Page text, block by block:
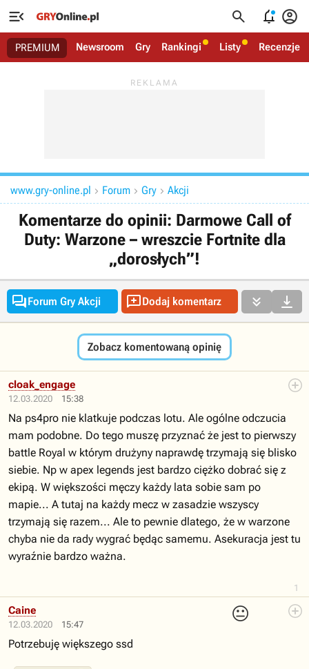
   
PREMIUM Newsroom Gry Rankingi Listy Recenzje
www.gry-online.pl  Forum  Gry  Akcji
Komentarze do opinii: Darmowe Call of
Duty: Warzone – wreszcie Fortnite dla
„dorosłych”!
Forum Gry Akcji Dodaj komentarz  
Zobacz komentowaną opinię
12.03.2020 15:38
1
cloak_engage
Na ps4pro nie klatkuje podczas lotu. Ale ogólne odczucia
mam podobne. Do tego muszę przyznać że jest to pierwszy
battle Royal w którym drużyny naprawdę trzymają się blisko
siebie. Np w apex legends jest bardzo ciężko dobrać się z
ekipą. W większości męczy każdy lata sobie sam po
mapie... A tutaj na każdy mecz w zasadzie wszyscy
trzymają się razem... Ale to pewnie dlatego, że w warzone
chyba nie da rady wygrać będąc samemu. Asekuracja jest tu
wyraźnie bardzo ważna.
12.03.2020 15:47
😐
Caine
Potrzebuję większego ssd